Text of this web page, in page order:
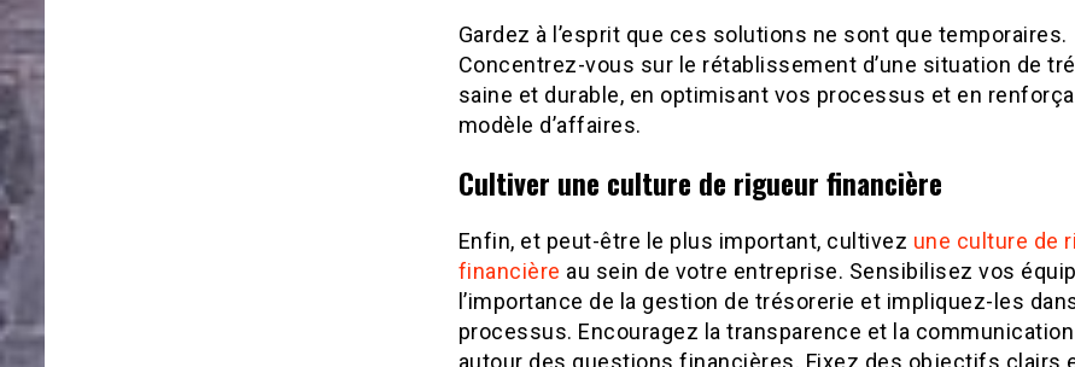
Gardez à l’esprit que ces solutions ne sont que temporaires.
Concentrez-vous sur le rétablissement d’une situation de
saine et durable, en optimisant vos processus et en
modèle d’affaires.
Cultiver une culture de rigueur financière
Enfin, et peut-être le plus important, cultivez une culture de
financière au sein de votre entreprise. Sensibilisez vos
l’importance de la gestion de trésorerie et impliquez-les
processus. Encouragez la transparence et la